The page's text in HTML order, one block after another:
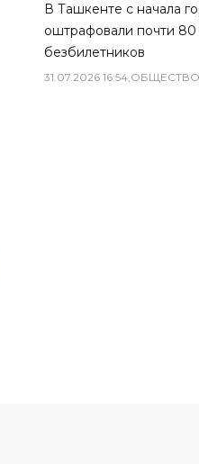
В Ташкенте с начала
оштрафовали почти 80
безбилетников
31.07.2026 16:54,ОБЩЕСТВО